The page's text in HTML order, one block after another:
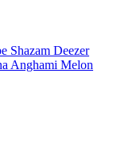
Shazam Deezer
Anghami Melon